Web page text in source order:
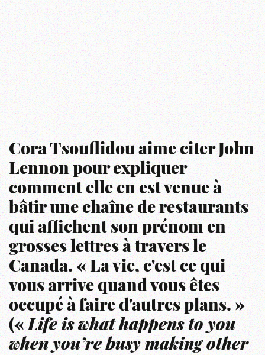
Cora Tsouflidou aime citer John
Lennon pour expliquer
comment elle en est venue à
bâtir une chaîne de restaurants
qui affichent son prénom en
grosses lettres à travers le
Canada. « La vie, c'est ce qui
vous arrive quand vous êtes
occupé à faire d'autres plans. »
(«Life is what happens to you
when you’re busy making other